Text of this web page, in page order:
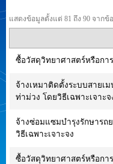
แสดงข้อมูลตั้งแต่ 81 ถึง 90 จากข้
ซื้อวัสดุวิทยาศาสตร์หรือกา
จ้างเหมาติดตั้งระบบสายเ
ท่าม่วง โดยวิธีเฉพาะเจาะจ
จ้างซ่อมแซมบำรุงรักษารถ
วิธีเฉพาะเจาะจง
ซื้อวัสดุวิทยาศาสตร์หรือกา